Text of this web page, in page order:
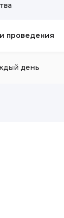
проведения
день